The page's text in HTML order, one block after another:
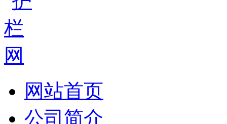
网站首页
公司简介